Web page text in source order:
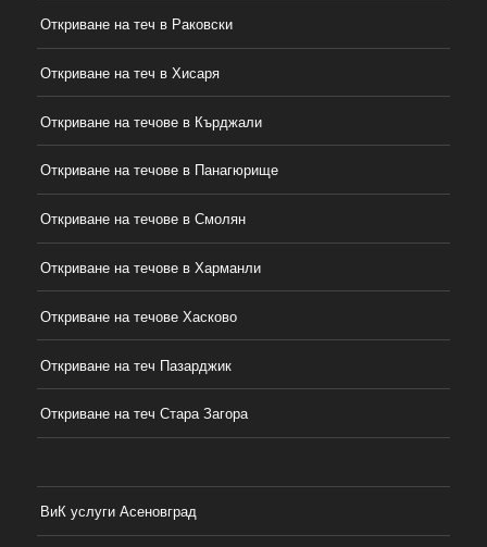
Откриване на теч в Раковски
Откриване на теч в Хисаря
Откриване на течове в Кърджали
Откриване на течове в Панагюрище
Откриване на течове в Смолян
Откриване на течове в Харманли
Откриване на течове Хасково
Откриване на теч Пазарджик
Откриване на теч Стара Загора
ВиК услуги Асеновград